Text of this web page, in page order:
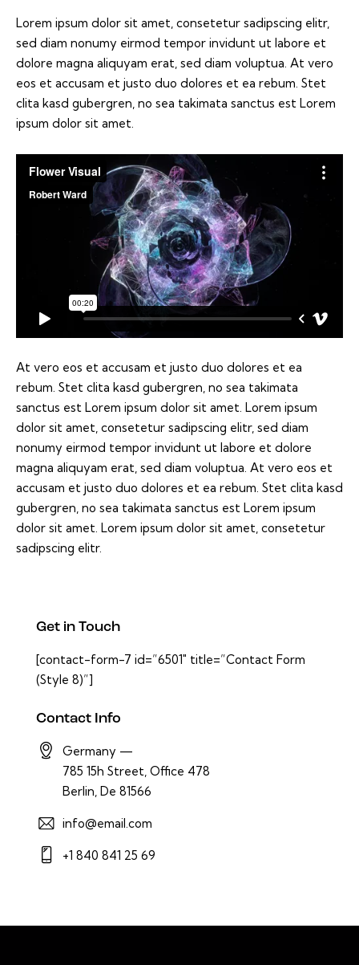
Lorem ipsum dolor sit amet, consetetur sadipscing elitr,
sed diam nonumy eirmod tempor invidunt ut labore et
dolore magna aliquyam erat, sed diam voluptua. At vero
eos et accusam et justo duo dolores et ea rebum. Stet
clita kasd gubergren, no sea takimata sanctus est Lorem
ipsum dolor sit amet.
At vero eos et accusam et justo duo dolores et ea
rebum. Stet clita kasd gubergren, no sea takimata
sanctus est Lorem ipsum dolor sit amet. Lorem ipsum
dolor sit amet, consetetur sadipscing elitr, sed diam
nonumy eirmod tempor invidunt ut labore et dolore
magna aliquyam erat, sed diam voluptua. At vero eos et
accusam et justo duo dolores et ea rebum. Stet clita kasd
gubergren, no sea takimata sanctus est Lorem ipsum
dolor sit amet. Lorem ipsum dolor sit amet, consetetur
sadipscing elitr.
Get in Touch
[contact-form-7 id=”6501″ title=”Contact Form
(Style 8)”]
Contact Info
Germany —
785 15h Street, Office 478
Berlin, De 81566
info@email.com
+1 840 841 25 69